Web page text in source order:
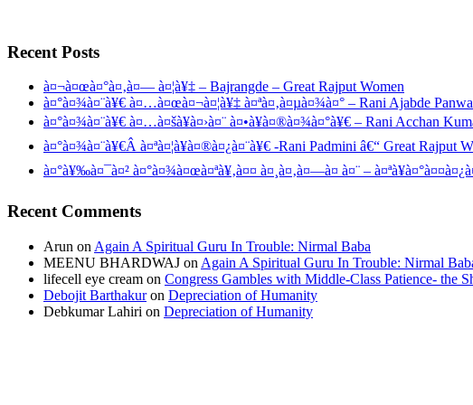
Recent Posts
à¤¬à¤œà¤°à¤‚à¤— à¤¦à¥‡ – Bajrangde – Great Rajput Women
à¤°à¤¾à¤¨à¥€ à¤…à¤œà¤¬à¤¦à¥‡ à¤ªà¤‚à¤µà¤¾à¤° – Rani Ajabde
à¤°à¤¾à¤¨à¥€ à¤…à¤šà¥à¤›à¤¨ à¤•à¥à¤®à¤¾à¤°à¥€ – Rani Acchan
à¤°à¤¾à¤¨à¥€Â à¤ªà¤¦à¥à¤®à¤¿à¤¨à¥€ -Rani Padmini â€“ Great Rajput
à¤°à¥‰à¤¯à¤² à¤°à¤¾à¤œà¤ªà¥‚à¤¤ à¤¸à¤‚à¤—à¤ à¤¨ –
Recent Comments
Arun on Again A Spiritual Guru In Trouble: Nirmal Baba
MEENU BHARDWAJ on Again A Spiritual Guru In Trouble: Nirmal
lifecell eye cream on Congress Gambles with Middle-Class Patience- the
Debojit Barthakuron Depreciation of Humanity
Debkumar Lahiri on Depreciation of Humanity